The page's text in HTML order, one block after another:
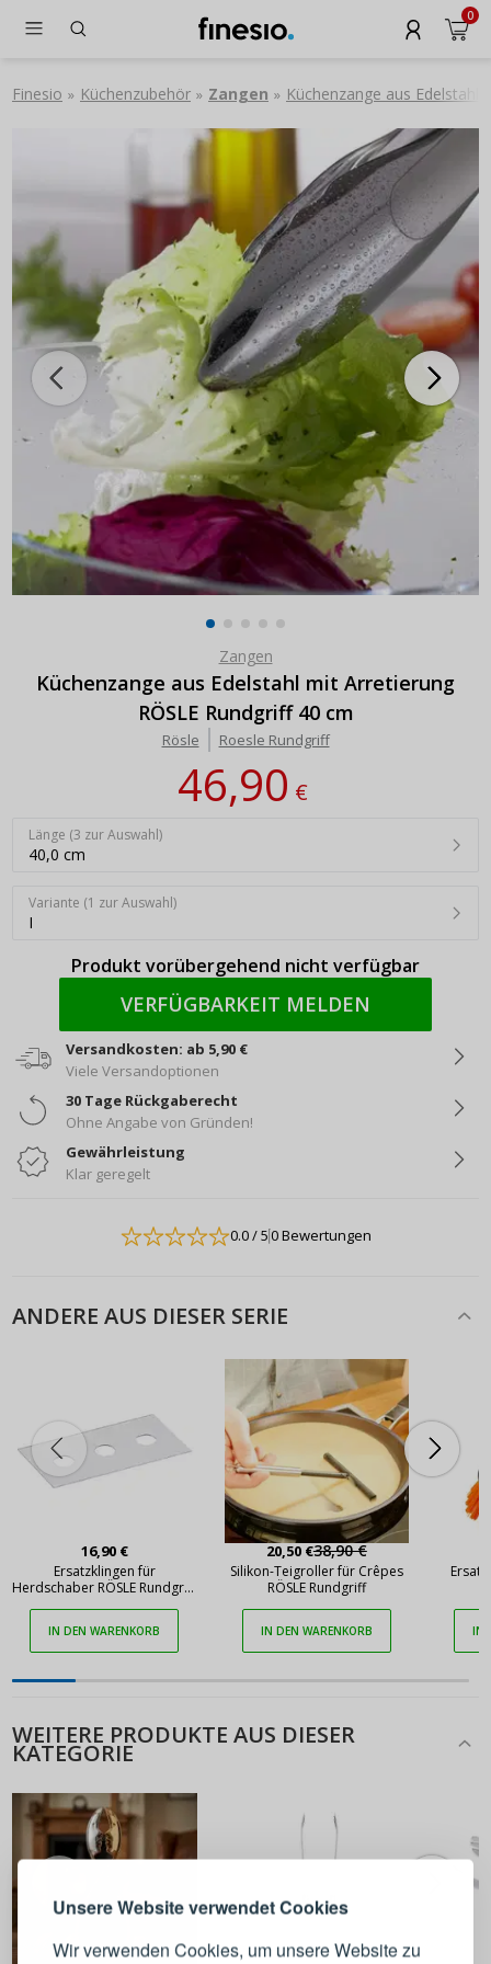
Unsere Website verwendet Cookies
Wir verwenden Cookies, um unsere Website zu
0
Finesio » Küchenzubehör » Zangen » Küchenzange aus Edelstahl
Zangen
Küchenzange aus Edelstahl mit Arretierung
RÖSLE Rundgriff 40 cm
Rösle Roesle Rundgriff
46,90€
Länge (3 zur Auswahl)
40,0 cm
Variante (1 zur Auswahl)
I
Produkt vorübergehend nicht verfügbar
VERFÜGBARKEIT MELDEN
Versandkosten: ab 5,90 €
Viele Versandoptionen
30 Tage Rückgaberecht
Ohne Angabe von Gründen!
Gewährleistung
Klar geregelt
0.0/ 50 Bewertungen
ANDERE AUS DIESER SERIE
16,90 €
Ersatzklingen für
Herdschaber RÖSLE Rundgriff
IN DEN WARENKORB
20,50 €38,90 €
Silikon-Teigroller für Crêpes
RÖSLE Rundgriff
IN DEN WARENKORB IN
WEITERE PRODUKTE AUS DIESER
KATEGORIE
ANMELDEN REGISTRIEREN
Melden Sie sich bei Ihrem